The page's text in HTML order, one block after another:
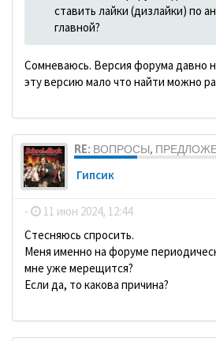
ставить лайки (дизлайки) по
главной?
Сомневаюсь. Версия форума давно
эту версию мало что найти можно
RE: ВОПРОСЫ,
Гипсик
- 11 июн 2024, 12:44
Стесняюсь спросить.
Меня именно на форуме
мне уже мерещится?
Если да, то какова причина?